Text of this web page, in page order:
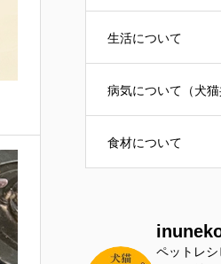
生活について
病気について（犬猫
食材について
ペットレシ